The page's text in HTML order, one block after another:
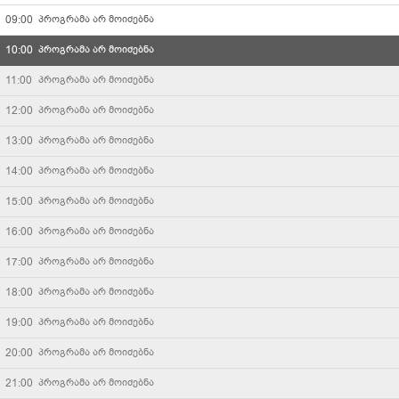
09:00 პროგრამა არ მოიძებნა
10:00 პროგრამა არ მოიძებნა
11:00 პროგრამა არ მოიძებნა
12:00 პროგრამა არ მოიძებნა
13:00 პროგრამა არ მოიძებნა
14:00 პროგრამა არ მოიძებნა
15:00 პროგრამა არ მოიძებნა
16:00 პროგრამა არ მოიძებნა
17:00 პროგრამა არ მოიძებნა
18:00 პროგრამა არ მოიძებნა
19:00 პროგრამა არ მოიძებნა
20:00 პროგრამა არ მოიძებნა
21:00 პროგრამა არ მოიძებნა
Palitranews
კომედი არხი
რაგბი TV
რადიო იმედი
სტარვიზია